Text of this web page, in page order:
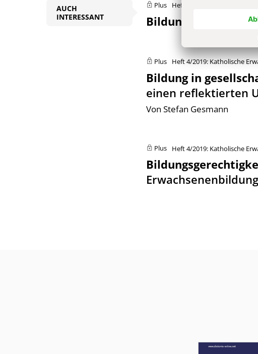
AUCH
INTERESSANT
Plus Heft 4/2019: Katholische
Bildung als
Plus Heft 4/2019: Katholische
Bildung in
einen reflektierten
Von Stefan Gesmann
Plus Heft 4/2019: Katholische
Erwachsenenbildung